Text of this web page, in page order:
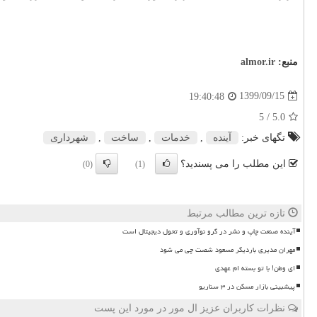
منبع: almor.ir
1399/09/15
19:40:48
5.0
/ 5
تگهای خبر:
آینده , خدمات , ساخت , شهرداری
این مطلب را می پسندید؟ (1)
(0)
تازه ترین مطالب مرتبط
آینده صنعت چاپ و نشر در گرو نوآوری و تحول دیجیتال است
مهران مدیری باردیگر مسعود شصت چی می شود
ای وطن! با تو بسته ام عهدی
پیشبینی بازار مسکن در ۳ سناریو
نظرات کاربران عزیز ال مور در مورد این پست